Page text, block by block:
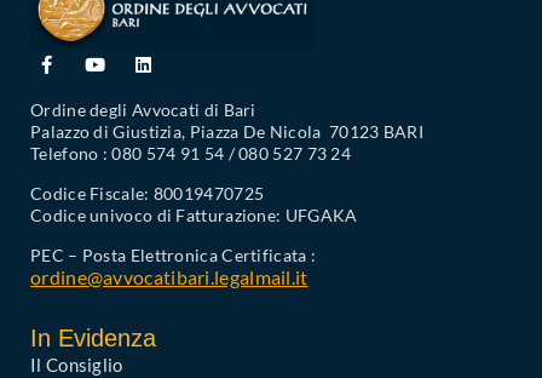
Ordine degli Avvocati di Bari
Palazzo di Giustizia, Piazza De Nicola 70123 BARI
Telefono : 080 574 91 54 / 080 527 73 24
Codice Fiscale: 80019470725
Codice univoco di Fatturazione: UFGAKA
PEC – Posta Elettronica Certificata :
ordine@avvocatibari.legalmail.it
In Evidenza
Il Consiglio